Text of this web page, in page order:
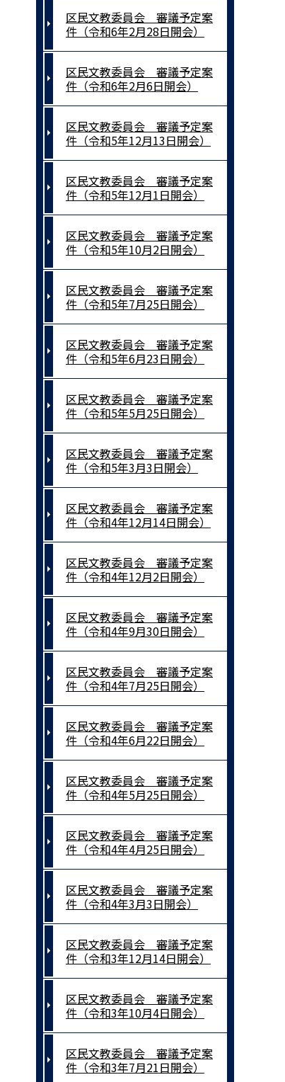
区民文教委員会 審議予定案
件（令和6年2月28日開会）
区民文教委員会 審議予定案
件（令和6年2月6日開会）
区民文教委員会 審議予定案
件（令和5年12月13日開会）
区民文教委員会 審議予定案
件（令和5年12月1日開会）
区民文教委員会 審議予定案
件（令和5年10月2日開会）
区民文教委員会 審議予定案
件（令和5年7月25日開会）
区民文教委員会 審議予定案
件（令和5年6月23日開会）
区民文教委員会 審議予定案
件（令和5年5月25日開会）
区民文教委員会 審議予定案
件（令和5年3月3日開会）
区民文教委員会 審議予定案
件（令和4年12月14日開会）
区民文教委員会 審議予定案
件（令和4年12月2日開会）
区民文教委員会 審議予定案
件（令和4年9月30日開会）
区民文教委員会 審議予定案
件（令和4年7月25日開会）
区民文教委員会 審議予定案
件（令和4年6月22日開会）
区民文教委員会 審議予定案
件（令和4年5月25日開会）
区民文教委員会 審議予定案
件（令和4年4月25日開会）
区民文教委員会 審議予定案
件（令和4年3月3日開会）
区民文教委員会 審議予定案
件（令和3年12月14日開会）
区民文教委員会 審議予定案
件（令和3年10月4日開会）
区民文教委員会 審議予定案
件（令和3年7月21日開会）